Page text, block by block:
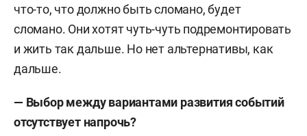
что-то, что должно быть сломано, будет
сломано. Они хотят чуть-чуть подремонтировать
и жить так дальше. Но нет альтернативы, как
дальше.
— Выбор между вариантами развития событий
отсутствует напрочь?